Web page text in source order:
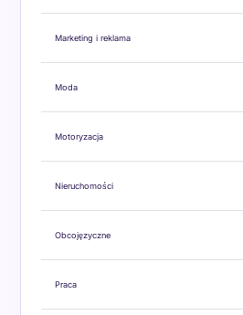
Marketing i reklama
Moda
Motoryzacja
Nieruchomości
Obcojęzyczne
Praca